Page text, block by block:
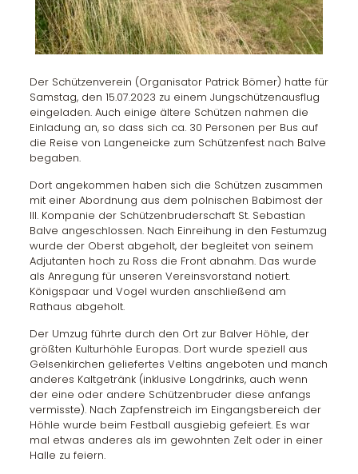
Der Schützenverein (Organisator Patrick Bömer) hatte für
Samstag, den 15.07.2023 zu einem Jungschützenausflug
eingeladen. Auch einige ältere Schützen nahmen die
Einladung an, so dass sich ca. 30 Personen per Bus auf
die Reise von Langeneicke zum Schützenfest nach Balve
begaben.
Dort angekommen haben sich die Schützen zusammen
mit einer Abordnung aus dem polnischen Babimost der
III. Kompanie der Schützenbruderschaft St. Sebastian
Balve angeschlossen. Nach Einreihung in den Festumzug
wurde der Oberst abgeholt, der begleitet von seinem
Adjutanten hoch zu Ross die Front abnahm. Das wurde
als Anregung für unseren Vereinsvorstand notiert.
Königspaar und Vogel wurden anschließend am
Rathaus abgeholt.
Der Umzug führte durch den Ort zur Balver Höhle, der
größten Kulturhöhle Europas. Dort wurde speziell aus
Gelsenkirchen geliefertes Veltins angeboten und manch
anderes Kaltgetränk (inklusive Longdrinks, auch wenn
der eine oder andere Schützenbruder diese anfangs
vermisste). Nach Zapfenstreich im Eingangsbereich der
Höhle wurde beim Festball ausgiebig gefeiert. Es war
mal etwas anderes als im gewohnten Zelt oder in einer
Halle zu feiern.